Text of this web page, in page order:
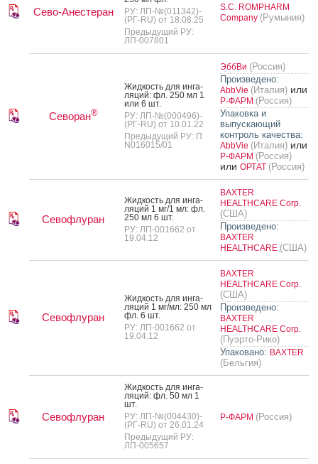
Сево-Анестеран
РУ: ЛП-№(011342)-
(РГ-RU) от 18.08.25
Предыдущий РУ:
ЛП-007801
S.C. ROMPHARM
Company (Румыния)
Севоран®
Жид­кость для ин­га­
ляций: фл. 250 мл 1
или 6 шт.
РУ: ЛП-№(000496)-
(РГ-RU) от 10.01.22
Предыдущий РУ: П
N016015/01
ЭббВи (Россия)
Произведено:
AbbVie (Италия) или
Р-ФАРМ (Россия)
Упаковка и
выпускающий
контроль качества:
AbbVie (Италия) или
Р-ФАРМ (Россия)
или ОРТАТ (Россия)
Севофлуран
Жид­кость для ин­га­
ляций 1 мг/1 мл: фл.
250 мл 6 шт.
РУ: ЛП-001662 от
19.04.12
BAXTER
HEALTHCARE Corp.
(США)
Произведено:
BAXTER
HEALTHCARE (США)
Севофлуран
Жид­кость для ин­га­
ляций 1 мг/мл: 250 мл
фл. 6 шт.
РУ: ЛП-001662 от
19.04.12
BAXTER
HEALTHCARE Corp.
(США)
Произведено:
BAXTER
HEALTHCARE Corp.
(Пуэрто-Рико)
Упаковано: BAXTER
(Бельгия)
Севофлуран
Жид­кость для ин­га­
ляций: фл. 50 мл 1
шт.
РУ: ЛП-№(004430)-
(РГ-RU) от 26.01.24
Предыдущий РУ:
ЛП-005657
Р-ФАРМ (Россия)